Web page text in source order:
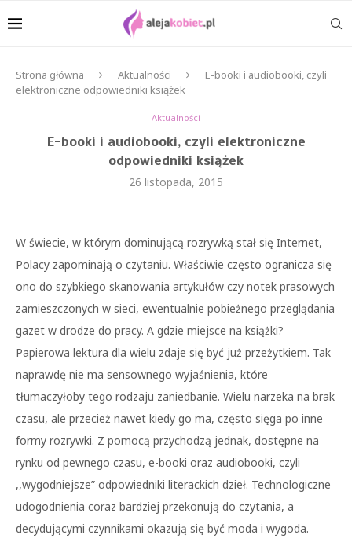
Strona główna Aktualności
E-booki i audiobooki, czyli
elektroniczne odpowiedniki książek
Aktualności
E-booki i audiobooki, czyli elektroniczne
odpowiedniki książek
26 listopada, 2015
W świecie, w którym dominującą rozrywką stał się Internet,
Polacy zapominają o czytaniu. Właściwie często ogranicza się
ono do szybkiego skanowania artykułów czy notek prasowych
zamieszczonych w sieci, ewentualnie pobieżnego przeglądania
gazet w drodze do pracy. A gdzie miejsce na książki?
Papierowa lektura dla wielu zdaje się być już przeżytkiem. Tak
naprawdę nie ma sensownego wyjaśnienia, które
tłumaczyłoby tego rodzaju zaniedbanie. Wielu narzeka na brak
czasu, ale przecież nawet kiedy go ma, często sięga po inne
formy rozrywki. Z pomocą przychodzą jednak, dostępne na
rynku od pewnego czasu, e-booki oraz audiobooki, czyli
,,wygodniejsze” odpowiedniki literackich dzieł. Technologiczne
udogodnienia coraz bardziej przekonują do czytania, a
decydującymi czynnikami okazują się być moda i wygoda.